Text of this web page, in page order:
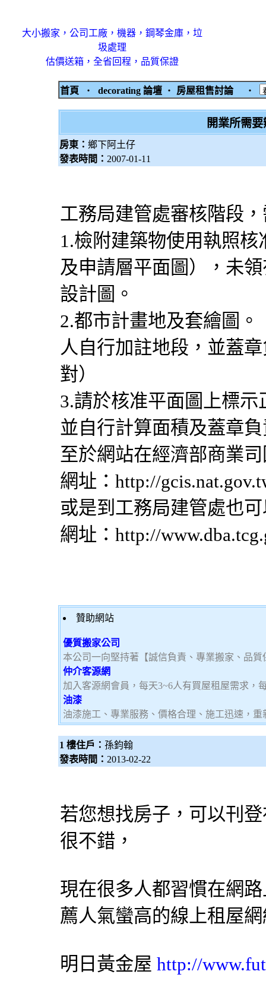
大小搬家，公司工廠，機器，鋼琴金庫，垃
圾處理
估價送箱，全省回程，品質保證
首頁 ‧ decorating 論壇 ‧ 房屋租售討論 ‧
開業所需
房東： 鄉下阿土仔
發表時間： 2007-01-11
工務局建管處審核階段
1.檢附建築物使用執照
及申請層平面圖），未
設計圖。
2.都市計畫地及套繪圖
人自行加註地段，並蓋
對）
3.請於核准平面圖上標
並自行計算面積及蓋章
至於網站在經濟部商業
網址：http://
或是到工務局建管處也
網址：http://
贊助網站
優質搬家公司
本公司一向堅持著【誠信負責、專業搬家、品
仲介客源網
加入客源網會員，每天3~6人有買屋租屋需求，
油漆
油漆施工、專業服務、價格合理、施工迅速，
1 樓住戶： 孫鈞翰
發表時間： 2013-02-22
若您想找房子，可以刊
很不錯，
現在很多人都習慣在網
薦人氣蠻高的線上租屋
明日黃金屋 http://